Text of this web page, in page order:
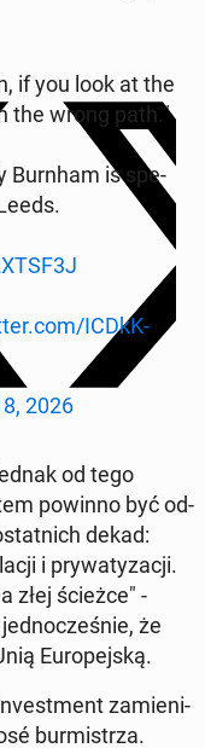
if you look at the
the wrong path."
Burnham is spe­
ICDkK­
2026
od tego
powinno być od­
dekad:
i pry­wa­ty­za­cji.
złej ścieżce" -
że
Eu­ro­pej­ską.
za­mie­ni­
bur­mi­strza.